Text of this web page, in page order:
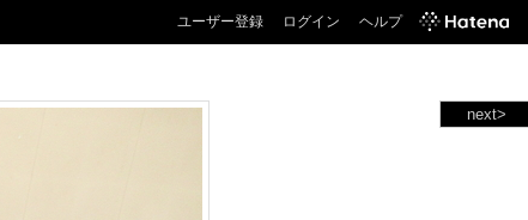
ユーザー登録 ログイン ヘルプ
next>